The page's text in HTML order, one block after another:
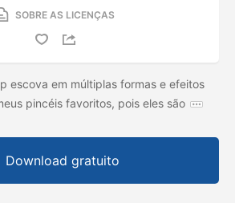
SOBRE AS LICENÇAS
escova em múltiplas formas e efeitos
pincéis favoritos, pois eles são
Download gratuito